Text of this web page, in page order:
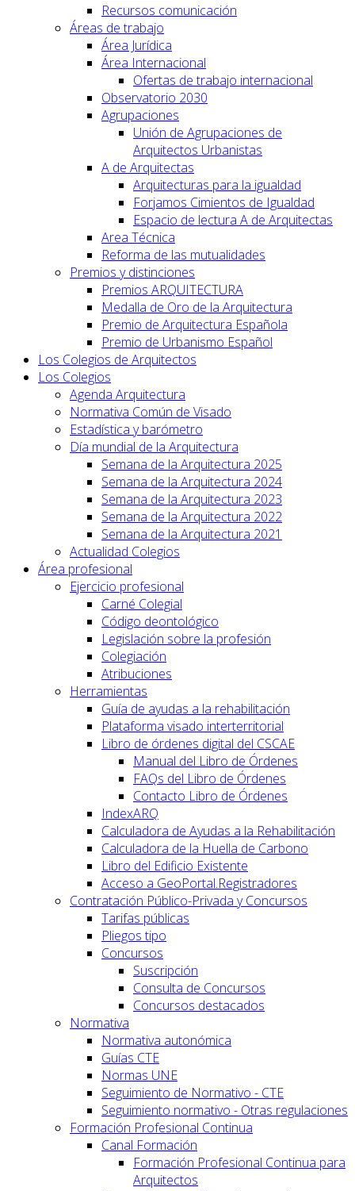
Recursos comunicación
Áreas de trabajo
Área Jurídica
Área Internacional
Ofertas de trabajo internacional
Observatorio 2030
Agrupaciones
Unión de Agrupaciones de
Arquitectos Urbanistas
A de Arquitectas
Arquitecturas para la igualdad
Forjamos Cimientos de Igualdad
Espacio de lectura A de Arquitectas
Area Técnica
Reforma de las mutualidades
Premios y distinciones
Premios ARQUITECTURA
Medalla de Oro de la Arquitectura
Premio de Arquitectura Española
Premio de Urbanismo Español
Los Colegios de Arquitectos
Los Colegios
Agenda Arquitectura
Normativa Común de Visado
Estadística y barómetro
Día mundial de la Arquitectura
Semana de la Arquitectura 2025
Semana de la Arquitectura 2024
Semana de la Arquitectura 2023
Semana de la Arquitectura 2022
Semana de la Arquitectura 2021
Actualidad Colegios
Área profesional
Ejercicio profesional
Carné Colegial
Código deontológico
Legislación sobre la profesión
Colegiación
Atribuciones
Herramientas
Guía de ayudas a la rehabilitación
Plataforma visado interterritorial
Libro de órdenes digital del CSCAE
Manual del Libro de Órdenes
FAQs del Libro de Órdenes
Contacto Libro de Órdenes
IndexARQ
Calculadora de Ayudas a la Rehabilitación
Calculadora de la Huella de Carbono
Libro del Edificio Existente
Acceso a GeoPortal.Registradores
Contratación Público-Privada y Concursos
Tarifas públicas
Pliegos tipo
Concursos
Suscripción
Consulta de Concursos
Concursos destacados
Normativa
Normativa autonómica
Guías CTE
Normas UNE
Seguimiento de Normativo - CTE
Seguimiento normativo - Otras regulaciones
Formación Profesional Continua
Canal Formación
Formación Profesional Continua para
Arquitectos